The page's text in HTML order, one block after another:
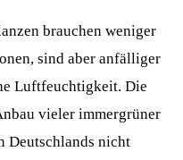
brauchen weniger
sind aber anfälliger
Luftfeuchtigkeit. Die
vieler immergrüner
Deutschlands nicht